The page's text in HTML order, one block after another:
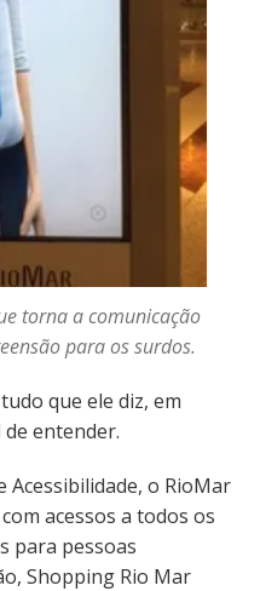
torna a comunicação
para os surdos.
que ele diz, em
entender.
Acessibilidade, o RioMar
acessos a todos os
para pessoas
Shopping Rio Mar